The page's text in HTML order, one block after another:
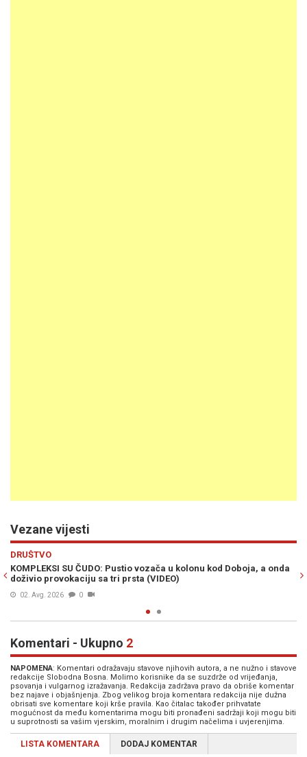
Vezane vijesti
u kolonu kod Doboja, a onda
MEĐUNARODNA POTJERNICA
oduzet skupocjeni BMW
Previous
Komentari - Ukupno 2
NAPOMENA: Komentari odražavaju stavove njihovih autora, a ne nužno i stavove
redakcije Slobodna Bosna. Molimo korisnike da se suzdrže od vrijeđanja,
psovanja i vulgarnog izražavanja. Redakcija zadržava pravo da obriše komentar
bez najave i objašnjenja. Zbog velikog broja komentara redakcija nije dužna
obrisati sve komentare koji krše pravila. Kao čitalac također prihvatate
mogućnost da među komentarima mogu biti pronađeni sadržaji koji mogu biti
u suprotnosti sa vašim vjerskim, moralnim i drugim načelima i uvjerenjima.
LISTA KOMENTARA DODAJ KOMENTAR